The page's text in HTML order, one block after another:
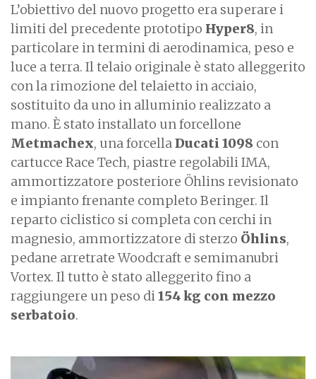
L’obiettivo del nuovo progetto era superare i
limiti del precedente prototipo Hyper8, in
particolare in termini di aerodinamica, peso e
luce a terra. Il telaio originale è stato alleggerito
con la rimozione del telaietto in acciaio,
sostituito da uno in alluminio realizzato a
mano. È stato installato un forcellone
Metmachex, una forcellaDucati 1098 con
cartucce Race Tech, piastre regolabili IMA,
ammortizzatore posteriore Öhlins revisionato
e impianto frenante completo Beringer. Il
reparto ciclistico si completa con cerchi in
magnesio, ammortizzatore di sterzo Öhlins,
pedane arretrate Woodcraft e semimanubri
Vortex. Il tutto è stato alleggerito fino a
raggiungere un peso di154 kg con mezzo
serbatoio.